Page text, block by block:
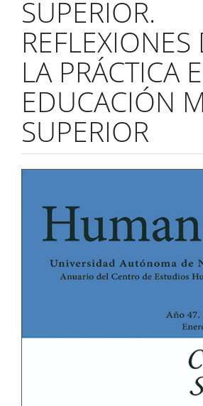
SUPERIOR.
REFLEXIONES
LA PRÁCTICA
EDUCACIÓN
SUPERIOR
Barra
lateral
del
artículo